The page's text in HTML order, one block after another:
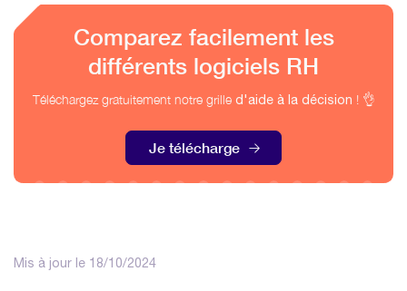
Mis à jour le 18/10/2024
Comparez facilement les
différents logiciels RH
Téléchargez gratuitement notre grille d'aide à la décision ! 👌
Je télécharge